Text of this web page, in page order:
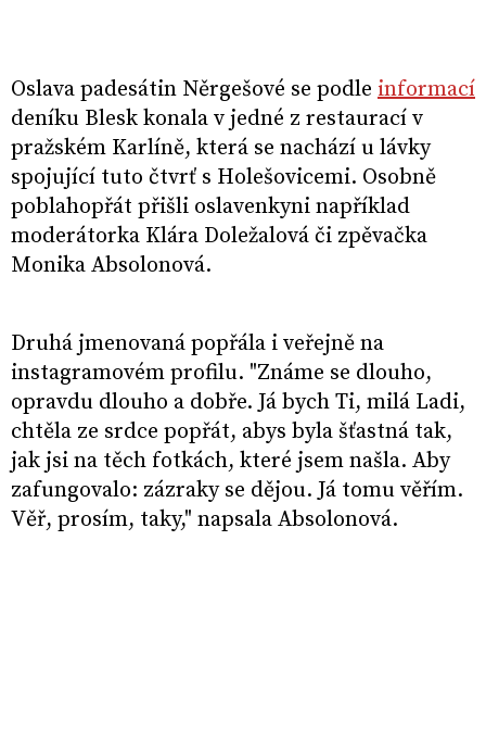
Oslava padesátin Něrgešové se podle informací
deníku Blesk konala v jedné z restaurací v
pražském Karlíně, která se nachází u lávky
spojující tuto čtvrť s Holešovicemi. Osobně
poblahopřát přišli oslavenkyni například
moderátorka Klára Doležalová či zpěvačka
Monika Absolonová.
Druhá jmenovaná popřála i veřejně na
instagramovém profilu. "Známe se dlouho,
opravdu dlouho a dobře. Já bych Ti, milá Ladi,
chtěla ze srdce popřát, abys byla šťastná tak,
jak jsi na těch fotkách, které jsem našla. Aby
zafungovalo: zázraky se dějou. Já tomu věřím.
Věř, prosím, taky," napsala Absolonová.